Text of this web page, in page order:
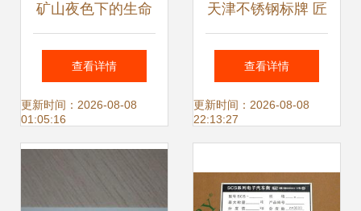
矿山夜色下的生命
灯塔 为什么温州立
安反光标牌成为煤
矿安全生产的隐形
防线
查看详情
更新时间：2026-08-08
01:05:16
天津不锈钢标牌 匠
心工艺与城市标识
的完美融合
查看详情
更新时间：2026-08-08
22:13:27